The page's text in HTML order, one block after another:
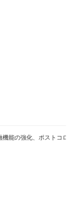
能の強化、ポストコロ